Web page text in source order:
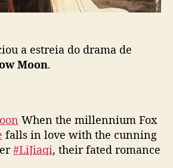
ã
a
t
d
e
“
T
a estreia do drama de
Moon.
When the millennium Fox
falls in love with the cunning
#LiJiaqi, their fated romance